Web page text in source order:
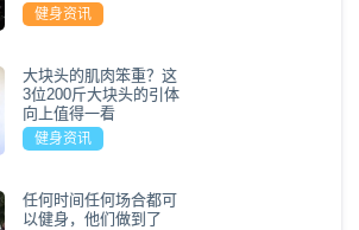
健身资讯
大块头的肌肉笨重？这
3位200斤大块头的引体
向上值得一看
健身资讯
任何时间任何场合都可
以健身，他们做到了